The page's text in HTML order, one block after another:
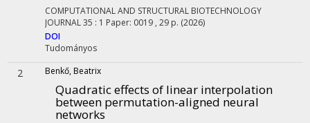
COMPUTATIONAL AND STRUCTURAL BIOTECHNOLOGY
JOURNAL35 : 1 Paper: 0019 , 29 p. (2026)
DOI
Tudományos
2 Benkő, Beatrix
Quadratic effects of linear interpolation
between permutation-aligned neural
networks